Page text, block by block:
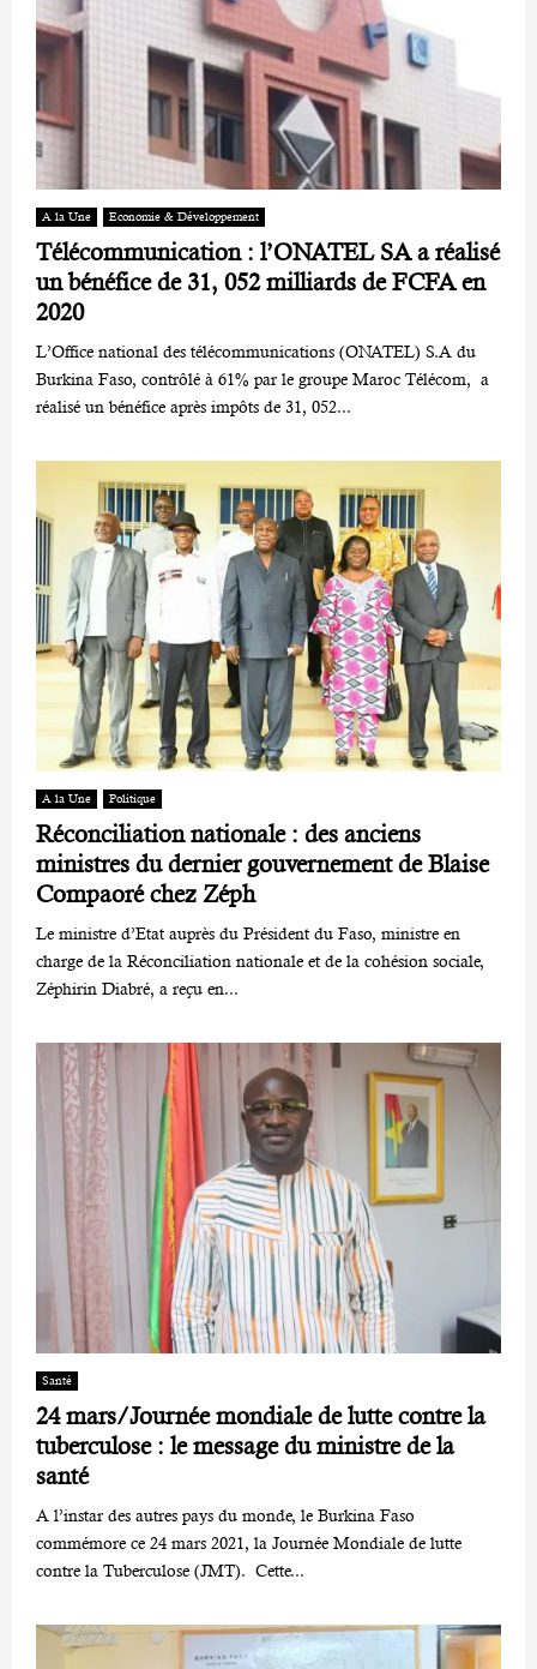
A la Une Economie & Développement
Télécommunication : l’ONATEL SA a réalisé
un bénéfice de 31, 052 milliards de FCFA en
2020
L’Office national des télécommunications (ONATEL) S.A du
Burkina Faso, contrôlé à 61% par le groupe Maroc Télécom, a
réalisé un bénéfice après impôts de 31, 052...
A la Une Politique
Réconciliation nationale : des anciens
ministres du dernier gouvernement de Blaise
Compaoré chez Zéph
Le ministre d’Etat auprès du Président du Faso, ministre en
charge de la Réconciliation nationale et de la cohésion sociale,
Zéphirin Diabré, a reçu en...
Santé
24 mars/Journée mondiale de lutte contre la
tuberculose : le message du ministre de la
santé
A l’instar des autres pays du monde, le Burkina Faso
commémore ce 24 mars 2021, la Journée Mondiale de lutte
contre la Tuberculose (JMT). Cette...